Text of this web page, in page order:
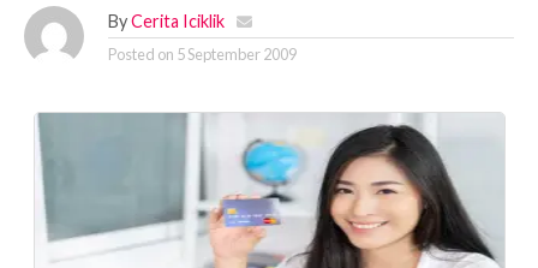
By Cerita Iciklik
Posted on 5 September 2009